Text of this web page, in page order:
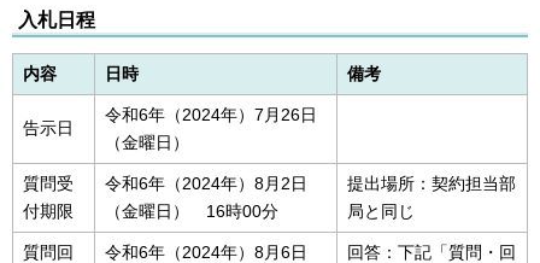
入札日程
内容 日時 備考
告示日
令和6年（2024年）7月26日
（金曜日）
質問受
付期限
令和6年（2024年）8月2日
（金曜日） 16時00分
提出場所：契約担当部
局と同じ
質問回
令和6年（2024年）8月6日
回答：下記「質問・回